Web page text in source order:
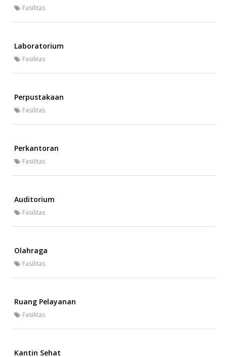
Fasilitas
Laboratorium
Fasilitas
Perpustakaan
Fasilitas
Perkantoran
Fasilitas
Auditorium
Fasilitas
Olahraga
Fasilitas
Ruang Pelayanan
Fasilitas
Kantin Sehat